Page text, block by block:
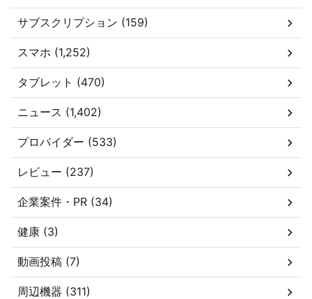
サブスクリプション (159)
スマホ (1,252)
タブレット (470)
ニュース (1,402)
プロバイダー (533)
レビュー (237)
企業案件・PR (34)
健康 (3)
動画投稿 (7)
周辺機器 (311)